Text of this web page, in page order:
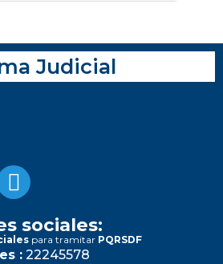
Judicial
sociales:
para tramitar PQRSDF
: 22245578